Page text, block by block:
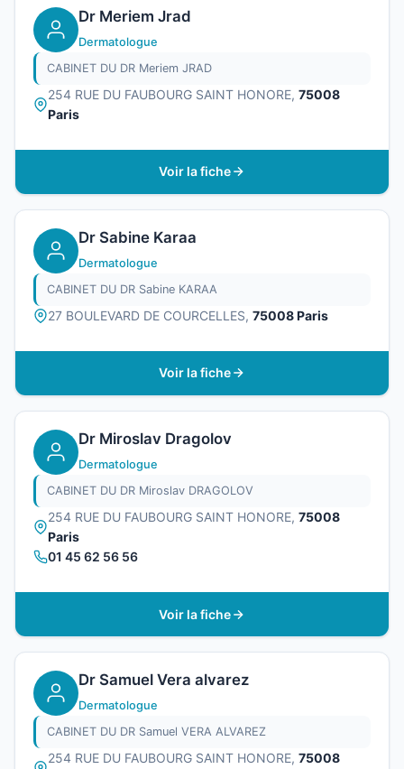
Dr Meriem Jrad
Dermatologue
CABINET DU DR Meriem JRAD
254 RUE DU FAUBOURG SAINT HONORE, 75008
Paris
Voir la fiche
Dr Sabine Karaa
Dermatologue
CABINET DU DR Sabine KARAA
27 BOULEVARD DE COURCELLES, 75008 Paris
Voir la fiche
Dr Miroslav Dragolov
Dermatologue
CABINET DU DR Miroslav DRAGOLOV
254 RUE DU FAUBOURG SAINT HONORE, 75008
Paris
01 45 62 56 56
Voir la fiche
Dr Samuel Vera alvarez
Dermatologue
CABINET DU DR Samuel VERA ALVAREZ
254 RUE DU FAUBOURG SAINT HONORE, 75008